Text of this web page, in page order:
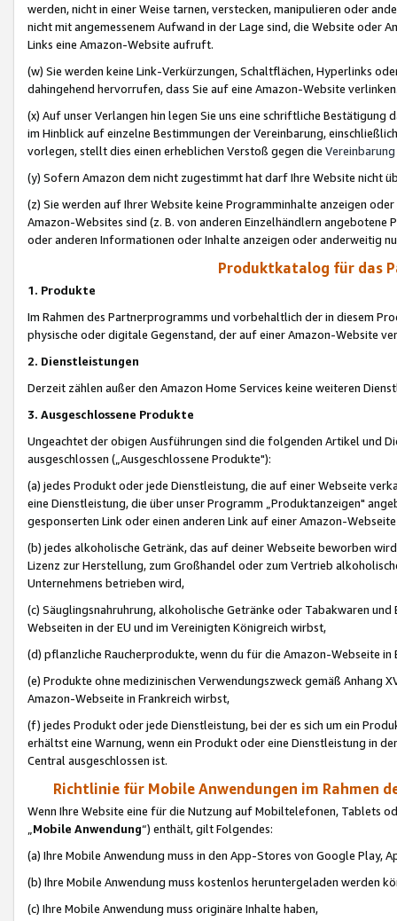
werden, nicht in einer Weise tarnen, verstecken, manipulieren oder
nicht mit angemessenem Aufwand in der Lage sind, die Website oder
Links eine Amazon-Website aufruft.
(w) Sie werden keine Link-Verkürzungen, Schaltflächen, Hyperlinks
dahingehend hervorrufen, dass Sie auf eine Amazon-Website
(x) Auf unser Verlangen hin legen Sie uns eine schriftliche
im Hinblick auf einzelne Bestimmungen der Vereinbarung,
vorlegen, stellt dies einen erheblichen Verstoß gegen die Vereinbarung
(y) Sofern Amazon dem nicht zugestimmt hat darf Ihre Website nicht
(z) Sie werden auf Ihrer Website keine Programminhalte anzeigen
Amazon-Websites sind (z. B. von anderen Einzelhändlern
oder anderen Informationen oder Inhalte anzeigen oder anderweitig
Produktkatalog für das
1. Produkte
Im Rahmen des Partnerprogramms und vorbehaltlich der in diesem
physische oder digitale Gegenstand, der auf einer Amazon-Website
2. Dienstleistungen
Derzeit zählen außer den Amazon Home Services keine weiteren
3. Ausgeschlossene Produkte
Ungeachtet der obigen Ausführungen sind die folgenden Artikel und
ausgeschlossen („Ausgeschlossene Produkte"):
(a) jedes Produkt oder jede Dienstleistung, die auf einer Webseite
eine Dienstleistung, die über unser Programm „Produktanzeigen"
gesponserten Link oder einen anderen Link auf einer Amazon-
(b) jedes alkoholische Getränk, das auf deiner Webseite beworben
Lizenz zur Herstellung, zum Großhandel oder zum Vertrieb
Unternehmens betrieben wird,
(c) Säuglingsnahruhrung, alkoholische Getränke oder Tabakwaren
Webseiten in der EU und im Vereinigten Königreich wirbst,
(d) pflanzliche Raucherprodukte, wenn du für die Amazon-Webseite in
(e) Produkte ohne medizinischen Verwendungszweck gemäß Anhang
Amazon-Webseite in Frankreich wirbst,
(f) jedes Produkt oder jede Dienstleistung, bei der es sich um ein
erhältst eine Warnung, wenn ein Produkt oder eine Dienstleistung in
Central ausgeschlossen ist.
Richtlinie für Mobile Anwendungen im Rahmen
Wenn Ihre Website eine für die Nutzung auf Mobiltelefonen, Tablets
„Mobile Anwendung“) enthält, gilt Folgendes:
(a) Ihre Mobile Anwendung muss in den App-Stores von Google Play,
(b) Ihre Mobile Anwendung muss kostenlos heruntergeladen werden
(c) Ihre Mobile Anwendung muss originäre Inhalte haben,